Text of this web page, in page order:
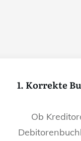
1. Korrekte
Ob